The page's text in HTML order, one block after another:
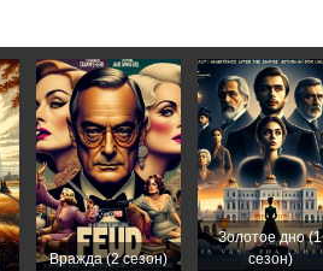
Вражда (2 сезон)
Золотое дно (1
сезон)